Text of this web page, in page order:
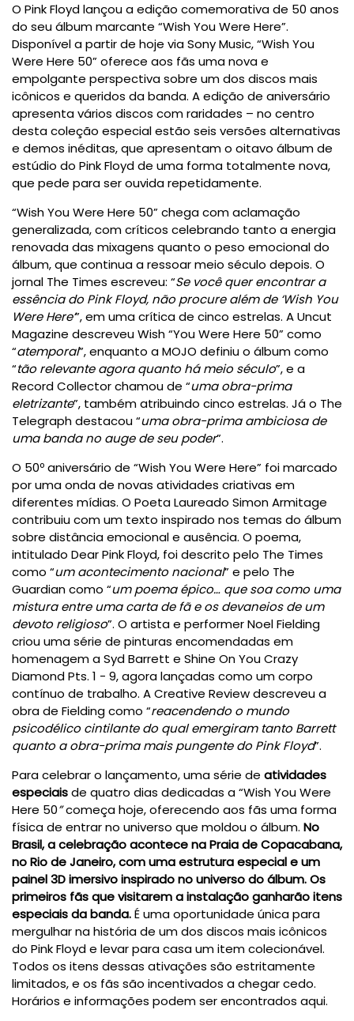
O Pink Floyd lançou a edição comemorativa de 50 anos
do seu álbum marcante “Wish You Were Here”.
Disponível a partir de hoje via Sony Music, “Wish You
Were Here 50” oferece aos fãs uma nova e
empolgante perspectiva sobre um dos discos mais
icônicos e queridos da banda. A edição de aniversário
apresenta vários discos com raridades – no centro
desta coleção especial estão seis versões alternativas
e demos inéditas, que apresentam o oitavo álbum de
estúdio do Pink Floyd de uma forma totalmente nova,
que pede para ser ouvida repetidamente.
“Wish You Were Here 50” chega com aclamação
generalizada, com críticos celebrando tanto a energia
renovada das mixagens quanto o peso emocional do
álbum, que continua a ressoar meio século depois. O
jornal The Times escreveu: “Se você quer encontrar a
essência do Pink Floyd, não procure além de ‘Wish You
Were Here’”, em uma crítica de cinco estrelas. A Uncut
Magazine descreveu Wish “You Were Here 50” como
“atemporal”, enquanto a MOJO definiu o álbum como
“tão relevante agora quanto há meio século”, e a
Record Collector chamou de “uma obra-prima
eletrizante”, também atribuindo cinco estrelas. Já o The
Telegraph destacou “uma obra-prima ambiciosa de
uma banda no auge de seu poder”.
O 50º aniversário de “Wish You Were Here” foi marcado
por uma onda de novas atividades criativas em
diferentes mídias. O Poeta Laureado Simon Armitage
contribuiu com um texto inspirado nos temas do álbum
sobre distância emocional e ausência. O poema,
intitulado Dear Pink Floyd, foi descrito pelo The Times
como “um acontecimento nacional” e pelo The
Guardian como “um poema épico… que soa como uma
mistura entre uma carta de fã e os devaneios de um
devoto religioso”. O artista e performer Noel Fielding
criou uma série de pinturas encomendadas em
homenagem a Syd Barrett e Shine On You Crazy
Diamond Pts. 1 - 9, agora lançadas como um corpo
contínuo de trabalho. A Creative Review descreveu a
obra de Fielding como “reacendendo o mundo
psicodélico cintilante do qual emergiram tanto Barrett
quanto a obra-prima mais pungente do Pink Floyd”.
Para celebrar o lançamento, uma série de atividades
especiaisde quatro dias dedicadas a “Wish You Were
Here 50”começa hoje, oferecendo aos fãs uma forma
física de entrar no universo que moldou o álbum. No
Brasil, a celebração acontece na Praia de Copacabana,
no Rio de Janeiro, com uma estrutura especial e um
painel 3D imersivo inspirado no universo do álbum. Os
primeiros fãs que visitarem a instalação ganharão itens
especiais da banda.É uma oportunidade única para
mergulhar na história de um dos discos mais icônicos
do Pink Floyd e levar para casa um item colecionável.
Todos os itens dessas ativações são estritamente
limitados, e os fãs são incentivados a chegar cedo.
Horários e informações podem ser encontrados aqui.